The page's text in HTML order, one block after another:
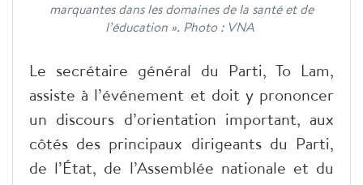
marquantes dans les domaines de la santé et de
l’éducation ». Photo : VNA
Le secrétaire général du Parti, To Lam,
assiste à l’événement et doit y prononcer
un discours d’orientation important, aux
côtés des principaux dirigeants du Parti,
de l’État, de l’Assemblée nationale et du